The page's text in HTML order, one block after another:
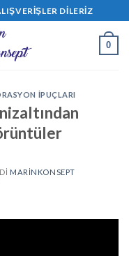
DILERIZ
0
İPUÇLARI
MARINKONSEPT